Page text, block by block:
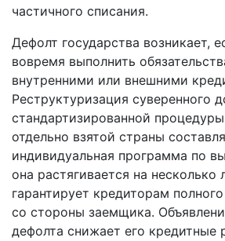
частичного списания.
Дефолт государства возникает,
вовремя выполнить
внутренними или внешними
Реструктуризация суверенного
стандартизированной
отдельно взятой страны
индивидуальная программа по
она растягивается на несколько
гарантирует кредиторам
со стороны заемщика.
дефолта снижает его кредитные